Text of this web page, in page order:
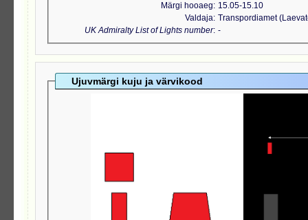
Märgi hooaeg
15.05-15.10
Valdaja Transpordiamet
UK Admiralty List of Lights number -
Ujuvmärgi kuju ja värvikood